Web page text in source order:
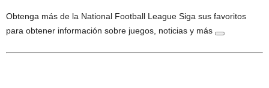
Obtenga más de la National Football League Siga sus favoritos
para obtener información sobre juegos, noticias y más